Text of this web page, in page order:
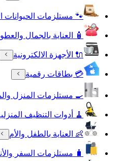
🐾 مستلزمات الحيوانات
🧴 العناية بالجمال
🔌 الأجهزة الالكترونية
💳 بطاقات رقمية
🍳 مستلزمات المنزل
🧹 أدوات التنظيف
👶 العناية بالطفل والأم
🧳 مستلزمات السفر